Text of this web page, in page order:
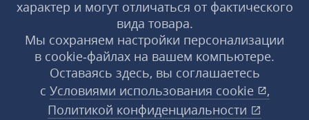
характер и могут отличаться от фактического
вида товара.
Мы сохраняем настройки персонализации
в cookie‑файлах на вашем компьютере.
Оставаясь здесь, вы соглашаетесь
с Условиями использования cookie
,
Политикой конфиденциальности